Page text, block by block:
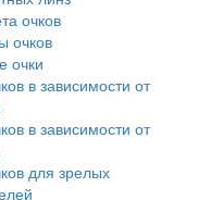
очков
очков
очки
в зависимости от
в зависимости от
для зрелых